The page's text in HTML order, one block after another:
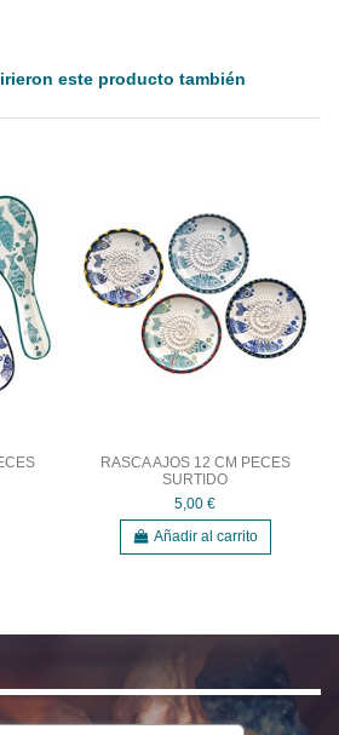
este producto también
RASCA AJOS 12 CM PECES
SURTIDO
5,00 €
Añadir al carrito